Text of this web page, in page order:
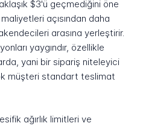
$3'ü geçmediğini öne
açısından daha
arasına yerleştirir.
yaygındır, özellikle
yani bir sipariş niteleyici
müşteri standart teslimat
ağırlık limitleri ve